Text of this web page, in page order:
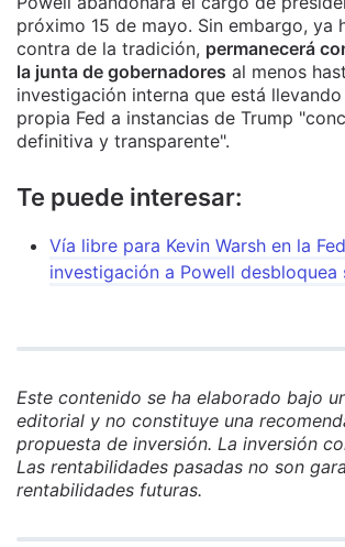
próximo 15 de mayo. Sin embargo, ya
contra de la tradición, permanecerá
la junta de gobernadores al menos
investigación interna que está
propia Fed a instancias de Trump
definitiva y transparente".
Te puede interesar:
Vía libre para Kevin Warsh en la
investigación a Powell
Este contenido se ha elaborado bajo
editorial y no constituye una
propuesta de inversión. La inversión
Las rentabilidades pasadas no son
rentabilidades futuras.